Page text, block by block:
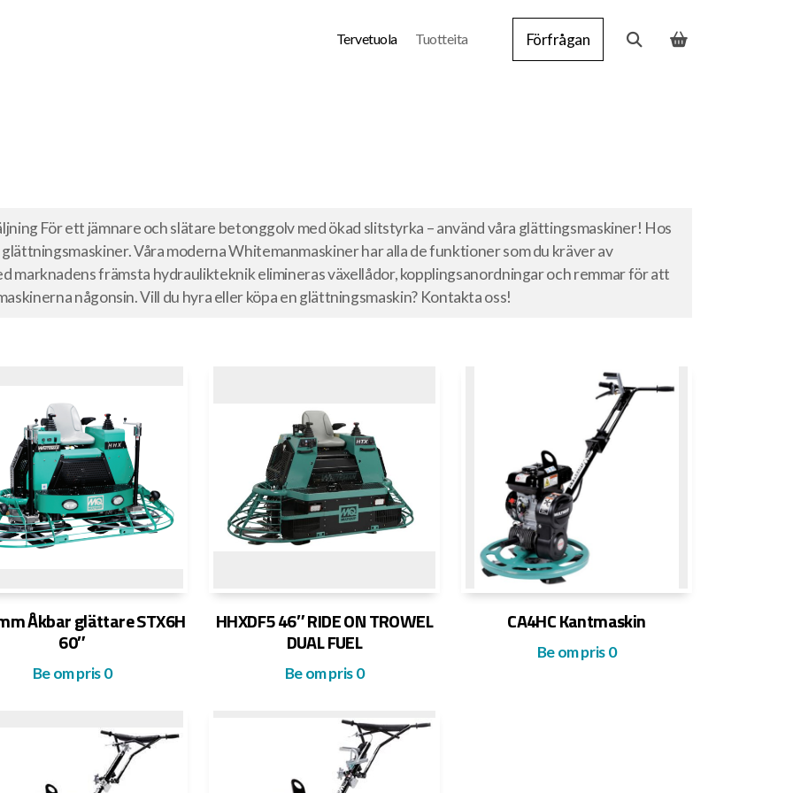
Tervetuola Tuotteita Förfrågan
För ett jämnare och slätare betonggolv med ökad slitstyrka – använd våra glättingsmaskiner! Hos
Våra moderna Whitemanmaskiner har alla de funktioner som du kräver av
marknadens främsta hydraulikteknik elimineras växellådor, kopplingsanordningar och remmar för att
någonsin. Vill du hyra eller köpa en glättningsmaskin? Kontakta oss!
Åkbar glättare STX6H
60″
Be om pris0
HHXDF5 46″ RIDE ON TROWEL
DUAL FUEL
Be om pris0
CA4HC Kantmaskin
Be om pris0